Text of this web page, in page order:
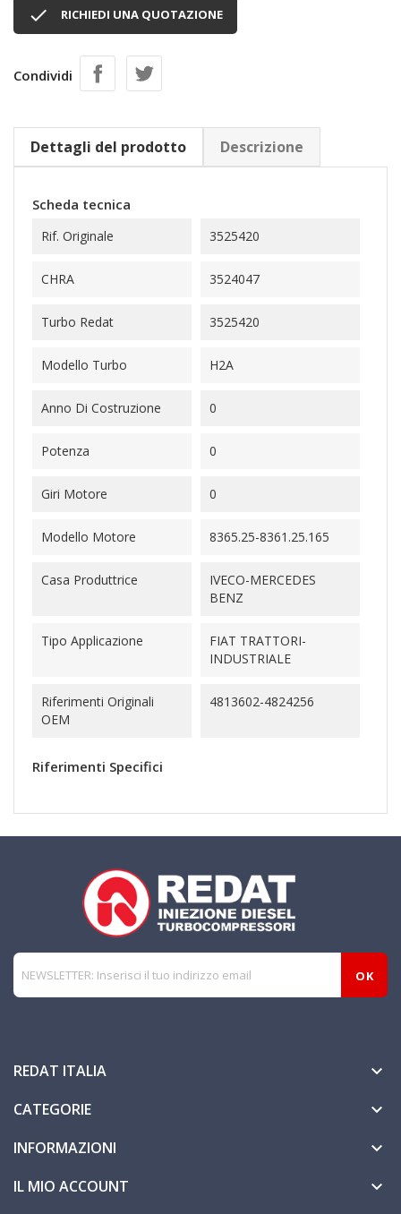
 RICHIEDI UNA QUOTAZIONE
Condividi
Dettagli del prodotto Descrizione
Scheda tecnica
Rif. Originale 3525420
CHRA 3524047
Turbo Redat 3525420
Modello Turbo H2A
Anno Di Costruzione 0
Potenza 0
Giri Motore 0
Modello Motore 8365.25-8361.25.165
Casa Produttrice
IVECO-MERCEDES
BENZ
Tipo Applicazione
FIAT TRATTORI-
INDUSTRIALE
Riferimenti Originali
OEM
4813602-4824256
Riferimenti Specifici
REDAT ITALIA 
CATEGORIE 
INFORMAZIONI 
IL MIO ACCOUNT 